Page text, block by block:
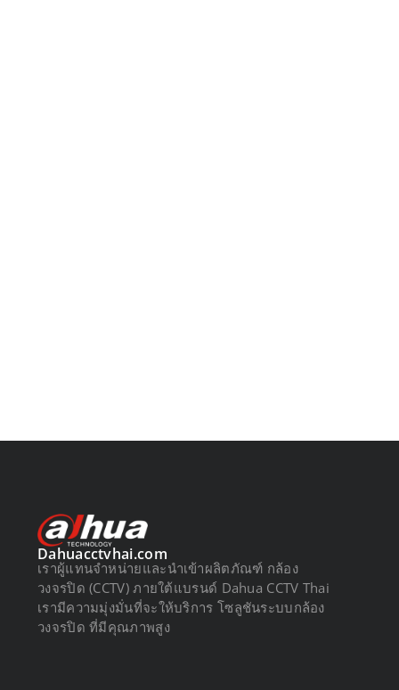
Dahuacctvhai.com
เราผู้แทนจำหน่ายและนำเข้าผลิตภัณฑ์ กล้อง
วงจรปิด (CCTV) ภายใต้แบรนด์ Dahua CCTV Thai
เรามีความมุ่งมั่นที่จะให้บริการ โซลูชันระบบกล้อง
วงจรปิด ที่มีคุณภาพสูง